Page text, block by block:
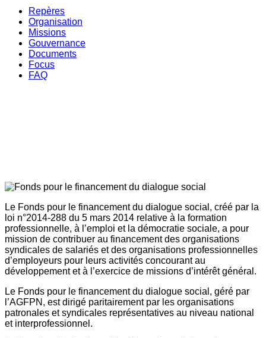
Repères
Organisation
Missions
Gouvernance
Documents
Focus
FAQ
Le Fonds pour le financement du dialogue social, créé par la
loi n°2014-288 du 5 mars 2014 relative à la formation
professionnelle, à l’emploi et la démocratie sociale, a pour
mission de contribuer au financement des organisations
syndicales de salariés et des organisations professionnelles
d’employeurs pour leurs activités concourant au
développement et à l’exercice de missions d’intérêt général.
Le Fonds pour le financement du dialogue social, géré par
l’AGFPN, est dirigé paritairement par les organisations
patronales et syndicales représentatives au niveau national
et interprofessionnel.